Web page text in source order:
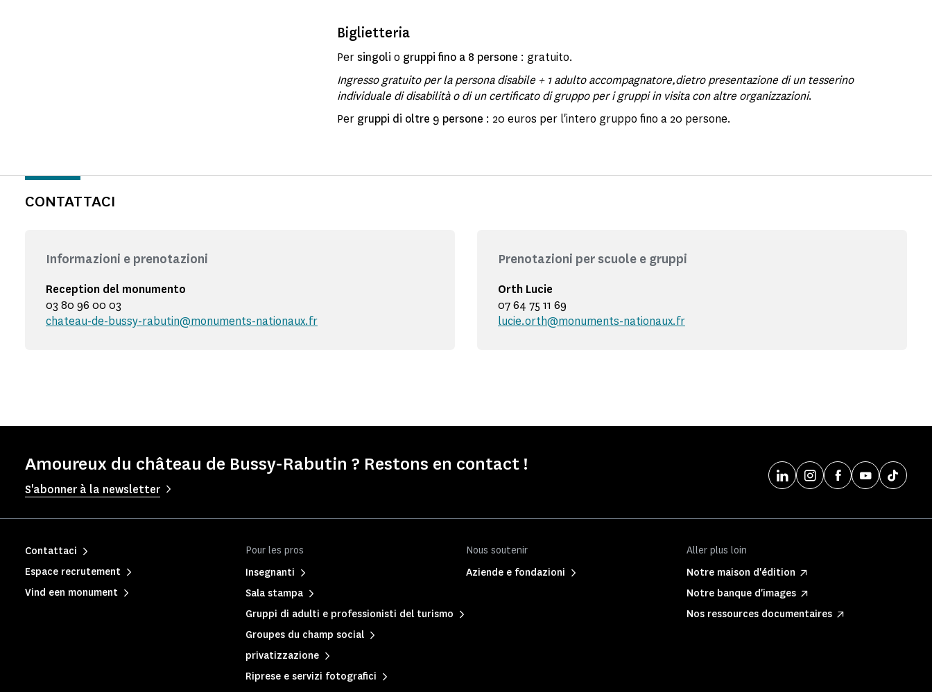
Biglietteria
Per singoli o gruppi fino a 8 persone : gratuito.
Ingresso gratuito per la persona disabile + 1 adulto accompagnatore,dietro presentazione di un tesserino
individuale di disabilità o di un certificato di gruppo per i gruppi in visita con altre organizzazioni.
Per gruppi di oltre 9 persone : 20 euros per l'intero gruppo fino a 20 persone.
CONTATTACI
Informazioni e prenotazioni
Reception del monumento
03 80 96 00 03
chateau-de-bussy-rabutin@monuments-nationaux.fr
Prenotazioni per scuole e gruppi
Orth Lucie
07 64 75 11 69
lucie.orth@monuments-nationaux.fr
Amoureux du château de Bussy-Rabutin ? Restons en contact !
S'abonner à la newsletter
Pour les pros
Insegnanti
Sala stampa
Gruppi di adulti e professionisti del turismo
Groupes du champ social
privatizzazione
Riprese e servizi fotografici
Nous soutenir
Aziende e fondazioni
Aller plus loin
Notre maison d'édition
Notre banque d'images
Nos ressources documentaires
Contattaci
Espace recrutement
Vind een monument